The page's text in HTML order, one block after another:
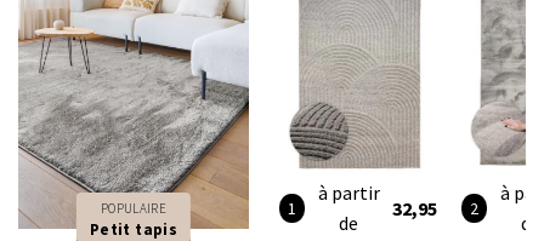
POPULAIRE
Petit tapis
à partir
de
32,95
à
de